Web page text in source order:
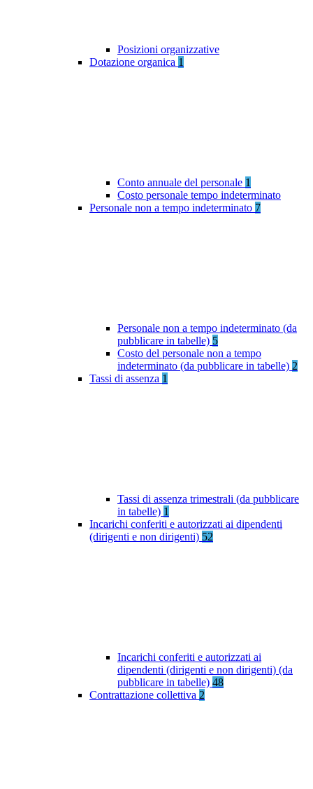
Posizioni organizzative
Dotazione organica 1
Conto annuale del personale 1
Costo personale tempo indeterminato
Personale non a tempo indeterminato 7
Personale non a tempo indeterminato (da
pubblicare in tabelle) 5
Costo del personale non a tempo
indeterminato (da pubblicare in tabelle) 2
Tassi di assenza 1
Tassi di assenza trimestrali (da pubblicare
in tabelle) 1
Incarichi conferiti e autorizzati ai dipendenti
(dirigenti e non dirigenti) 52
Incarichi conferiti e autorizzati ai
dipendenti (dirigenti e non dirigenti) (da
pubblicare in tabelle) 48
Contrattazione collettiva 2